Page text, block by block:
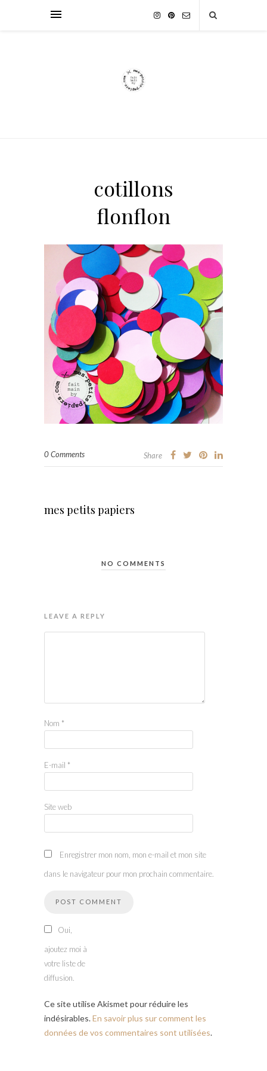
cotillons
flonflon
0 Comments Share
mes petits papiers
NO COMMENTS
LEAVE A REPLY
Nom *
E-mail *
Site web
Enregistrer mon nom, mon e-mail et mon site
dans le navigateur pour mon prochain commentaire.
Oui,
ajoutez moi à
votre liste de
diffusion.
Ce site utilise Akismet pour réduire les
indésirables.En savoir plus sur comment les
données de vos commentaires sont utilisées.